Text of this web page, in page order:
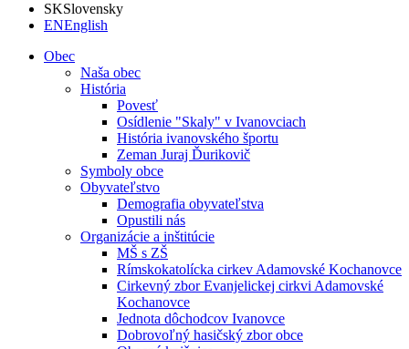
SKSlovensky
ENEnglish
Obec
Naša obec
História
Povesť
Osídlenie "Skaly" v Ivanovciach
História ivanovského športu
Zeman Juraj Ďurikovič
Symboly obce
Obyvateľstvo
Demografia obyvateľstva
Opustili nás
Organizácie a inštitúcie
MŠ s ZŠ
Rímskokatolícka cirkev Adamovské Kochanovce
Cirkevný zbor Evanjelickej cirkvi Adamovské
Kochanovce
Jednota dôchodcov Ivanovce
Dobrovoľný hasičský zbor obce